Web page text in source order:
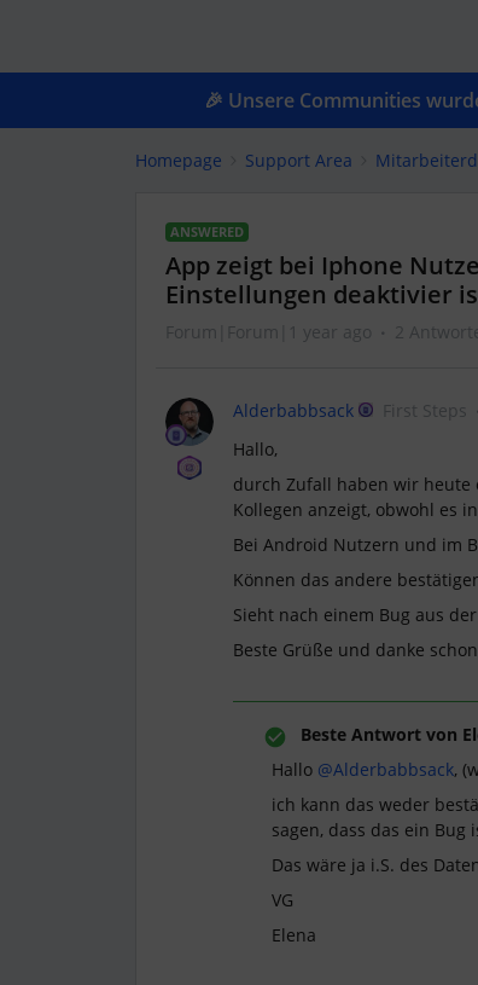
🎉 Unsere Communities
Homepage Support Area
ANSWERED
App zeigt bei Iphone
Einstellungen deaktivier
Forum|Forum|1 year ago 2
Alderbabbsack
First Steps
Hallo,
durch Zufall haben wir heute
Kollegen anzeigt, obwohl es
Bei Android Nutzern und im
Können das andere
Sieht nach einem Bug aus
Beste Grüße und danke
Beste Antwort von
Hallo ​ @Alderbabbsack,
ich kann das weder
sagen, dass das ein
Das wäre ja i.S. des
VG
Elena